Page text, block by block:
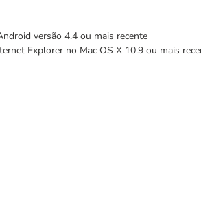
versão 4.4 ou mais recente
Explorer no Mac OS X 10.9 ou mais